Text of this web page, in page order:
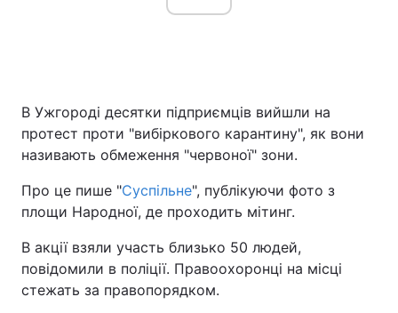
В Ужгороді десятки підприємців вийшли на
протест проти "вибіркового карантину", як вони
називають обмеження "червоної" зони.
Про це пише "Суспільне", публікуючи фото з
площи Народної, де проходить мітинг.
В акції взяли участь близько 50 людей,
повідомили в поліції. Правоохоронці на місці
стежать за правопорядком.